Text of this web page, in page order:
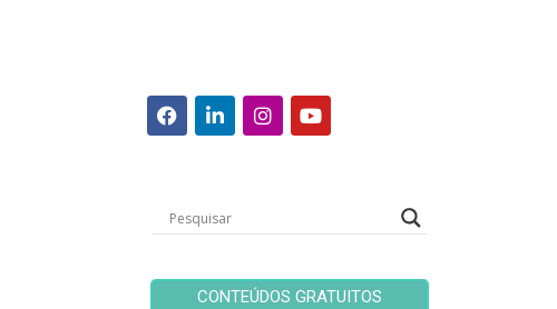
CONTEÚDOS GRATUITOS